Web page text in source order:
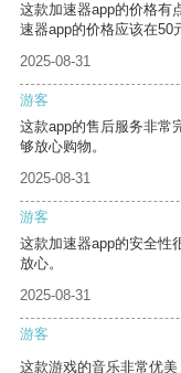
这款加速器app的价格有
速器app的价格应该在50
2025-08-31
游客
这款app的售后服务非常
够放心购物。
2025-08-31
游客
这款加速器app的安全性
放心。
2025-08-31
游客
这款游戏的音乐非常优美